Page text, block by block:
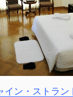
イン・ストラン